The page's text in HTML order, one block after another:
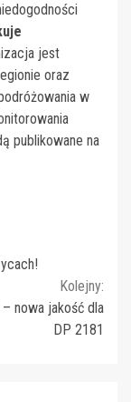
jest
oraz
w
publikowane na
Kolejny:
nowa jakość dla
DP 2181